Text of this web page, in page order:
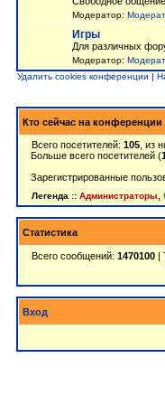
Модератор:
Игры
Для различных
Модератор:
Удалить cookies конференции |
Кто сейчас на конференции
Всего посетителей: 105 , из
Больше всего посетителей (
Зарегистрированные
Легенда :: Администраторы
Статистика
Всего сообщений: 1470100 |
Вход